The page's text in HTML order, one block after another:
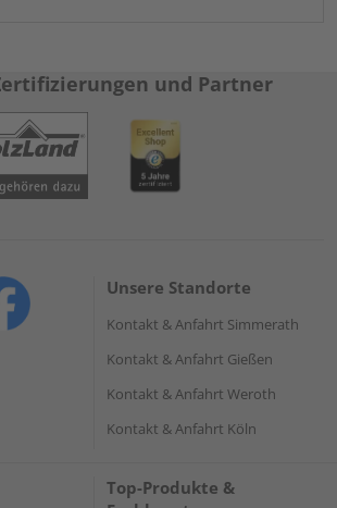
und Partner
Unsere Standorte
Kontakt & Anfahrt Simmerath
Kontakt & Anfahrt Gießen
Kontakt & Anfahrt Weroth
Kontakt & Anfahrt Köln
Top-Produkte &